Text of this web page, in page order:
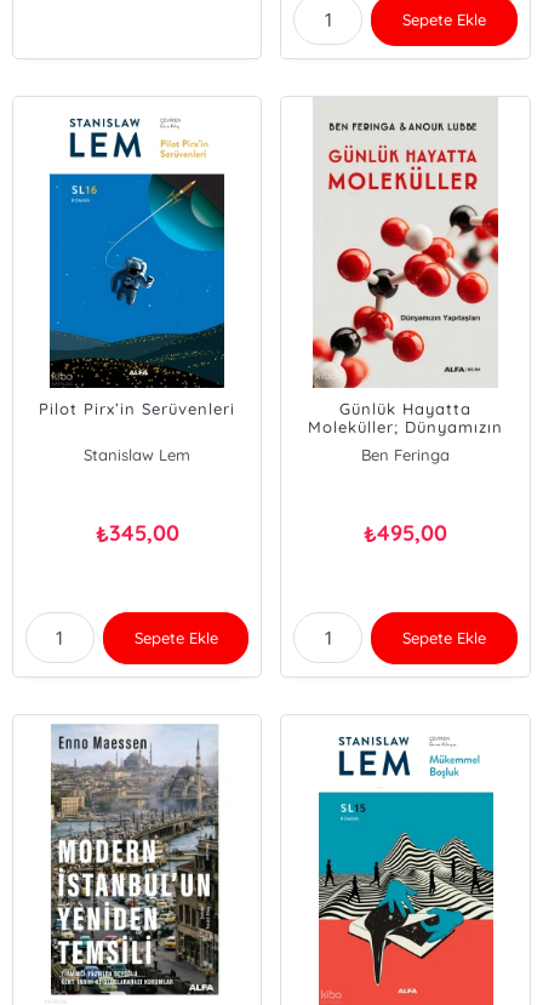
Sepete Ekle
Pilot Pirx’in Serüvenleri
Stanislaw Lem
₺345,00
Sepete Ekle
Günlük Hayatta
Moleküller; Dünyamızın
Ben Feringa
₺495,00
Sepete Ekle